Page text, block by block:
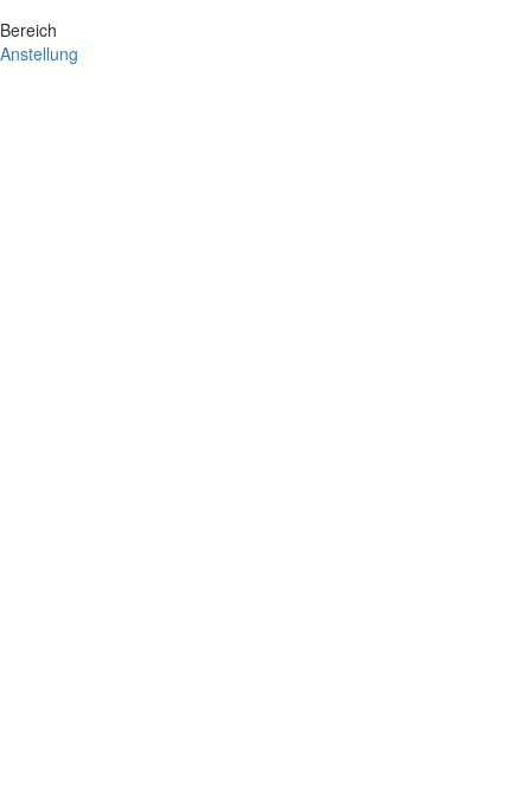
Bereich
Anstellung